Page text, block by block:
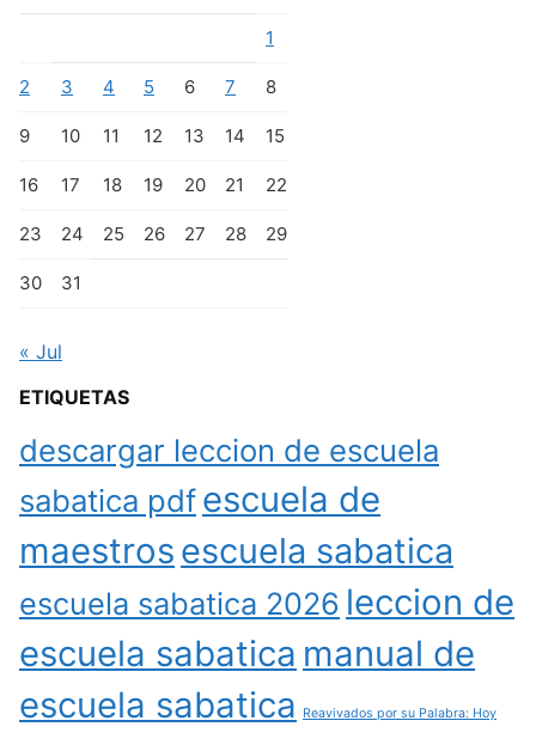
1
2 3 4 5 6 7 8
9 10 11 12 13 14 15
16 17 18 19 20 21 22
23 24 25 26 27 28 29
30 31
« Jul
ETIQUETAS
descargar leccion de escuela
sabatica pdfescuela de
maestros escuela sabatica
escuela sabatica 2026 leccion de
escuela sabatica manual de
escuela sabatica
Reavivados por su Palabra: Hoy